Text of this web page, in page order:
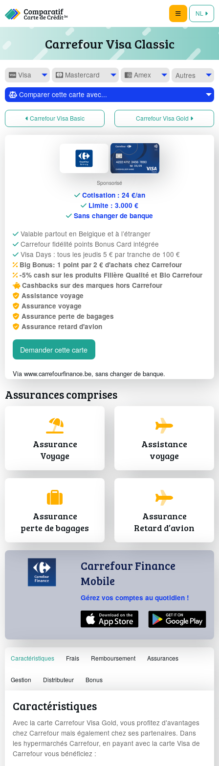
NL
Carrefour Visa Classic
Visa Mastercard Amex
Autres
Comparer cette carte avec...
Carrefour Visa Basic Carrefour Visa Gold
Sponsorisé
Cotisation : 24 €/an
Limite : 3.000 €
Sans changer de banque
Valable partout en Belgique et à l’étranger
Carrefour fidélité points Bonus Card intégrée
Visa Days : tous les jeudis 5 € par tranche de 100 €
Big Bonus: 1 point par 2 € d'achats chez Carrefour
-5% cash sur les produits Filière Qualité et Bio Carrefour
Cashbacks sur des marques hors Carrefour
Assistance voyage
Assurance voyage
Assurance perte de bagages
Assurance retard d'avion
Demander cette carte
Via www.carrefourfinance.be, sans changer de banque.
Assurances comprises
Assurance
Voyage
Assistance
voyage
Assurance
perte de bagages
Assurance
Retard d’avion
Carrefour Finance
Mobile
Gérez vos comptes au quotidien !
Caractéristiques Frais Remboursement Assurances
Gestion Distributeur Bonus
Caractéristiques
Avec la carte Carrefour Visa Gold, vous profitez d'avantages
chez Carrefour mais également chez ses partenaires. Dans
les hypermarchés Carrefour, en payant avec la carte Visa de
Carrefour vous bénéficiez :